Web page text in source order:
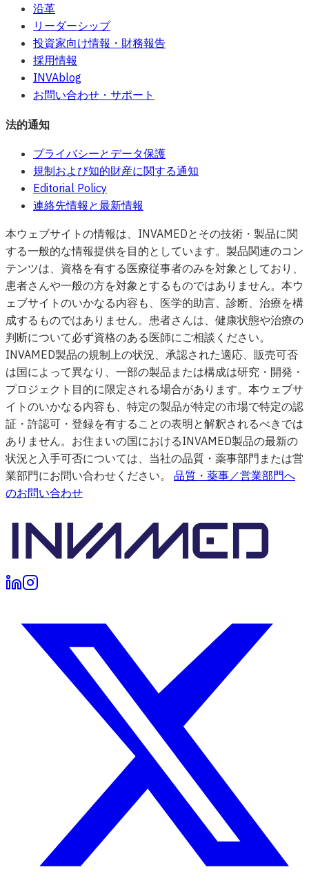
沿革
リーダーシップ
投資家向け情報・財務報告
採用情報
INVAblog
お問い合わせ・サポート
法的通知
プライバシーとデータ保護
規制および知的財産に関する通知
Editorial Policy
連絡先情報と最新情報
本ウェブサイトの情報は、INVAMEDとその技術・製品に関
する一般的な情報提供を目的としています。製品関連のコン
テンツは、資格を有する医療従事者のみを対象としており、
患者さんや一般の方を対象とするものではありません。本ウ
ェブサイトのいかなる内容も、医学的助言、診断、治療を構
成するものではありません。患者さんは、健康状態や治療の
判断について必ず資格のある医師にご相談ください。
INVAMED製品の規制上の状況、承認された適応、販売可否
は国によって異なり、一部の製品または構成は研究・開発・
プロジェクト目的に限定される場合があります。本ウェブサ
イトのいかなる内容も、特定の製品が特定の市場で特定の認
証・許認可・登録を有することの表明と解釈されるべきでは
ありません。お住まいの国におけるINVAMED製品の最新の
状況と入手可否については、当社の品質・薬事部門または営
業部門にお問い合わせください。
品質・薬事／営業部門へ
のお問い合わせ